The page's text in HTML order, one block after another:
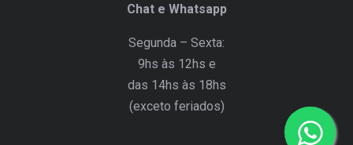
Chat e Whatsapp
Segunda – Sexta:
9hs às 12hs e
das 14hs às 18hs
(exceto feriados)